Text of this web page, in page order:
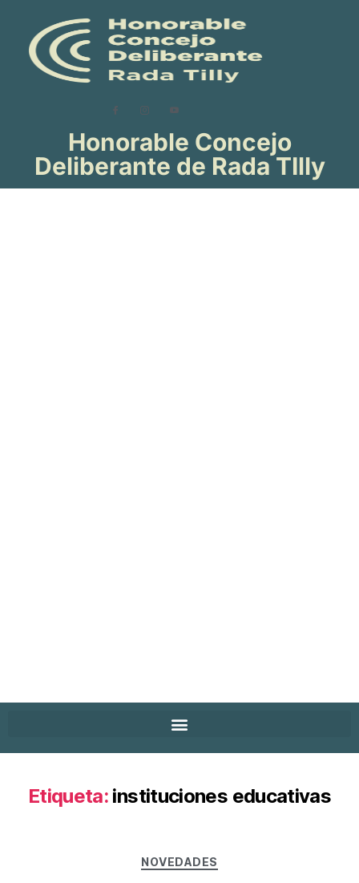
Honorable Concejo
Deliberante de Rada TIlly
Etiqueta: instituciones educativas
NOVEDADES